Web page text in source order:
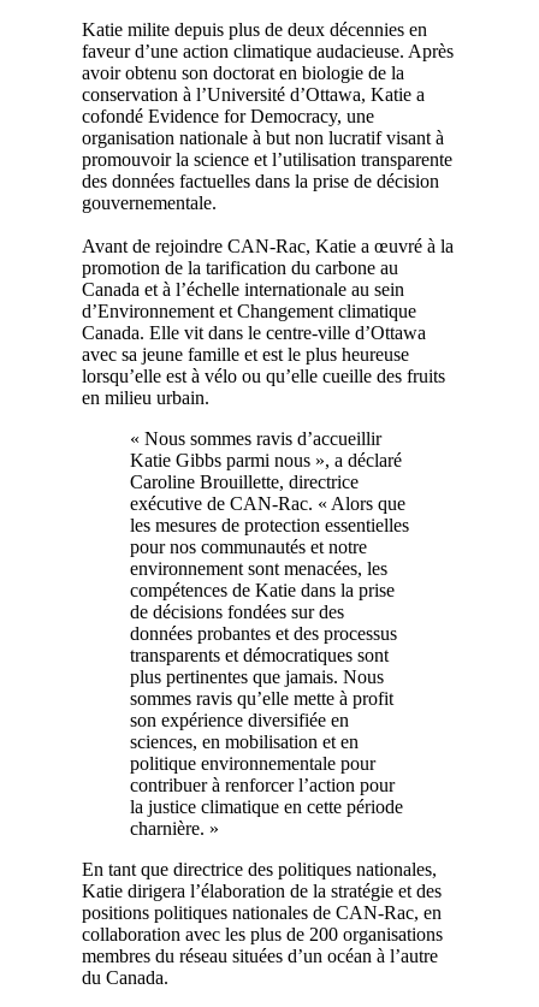
Katie milite depuis plus de deux décennies en
faveur d’une action climatique audacieuse. Après
avoir obtenu son doctorat en biologie de la
conservation à l’Université d’Ottawa, Katie a
cofondé Evidence for Democracy, une
organisation nationale à but non lucratif visant à
promouvoir la science et l’utilisation transparente
des données factuelles dans la prise de décision
gouvernementale.
Avant de rejoindre CAN-Rac, Katie a œuvré à la
promotion de la tarification du carbone au
Canada et à l’échelle internationale au sein
d’Environnement et Changement climatique
Canada. Elle vit dans le centre-ville d’Ottawa
avec sa jeune famille et est le plus heureuse
lorsqu’elle est à vélo ou qu’elle cueille des fruits
en milieu urbain.
« Nous sommes ravis d’accueillir
Katie Gibbs parmi nous », a déclaré
Caroline Brouillette, directrice
exécutive de CAN-Rac. « Alors que
les mesures de protection essentielles
pour nos communautés et notre
environnement sont menacées, les
compétences de Katie dans la prise
de décisions fondées sur des
données probantes et des processus
transparents et démocratiques sont
plus pertinentes que jamais. Nous
sommes ravis qu’elle mette à profit
son expérience diversifiée en
sciences, en mobilisation et en
politique environnementale pour
contribuer à renforcer l’action pour
la justice climatique en cette période
charnière. »
En tant que directrice des politiques nationales,
Katie dirigera l’élaboration de la stratégie et des
positions politiques nationales de CAN-Rac, en
collaboration avec les plus de 200 organisations
membres du réseau situées d’un océan à l’autre
du Canada.